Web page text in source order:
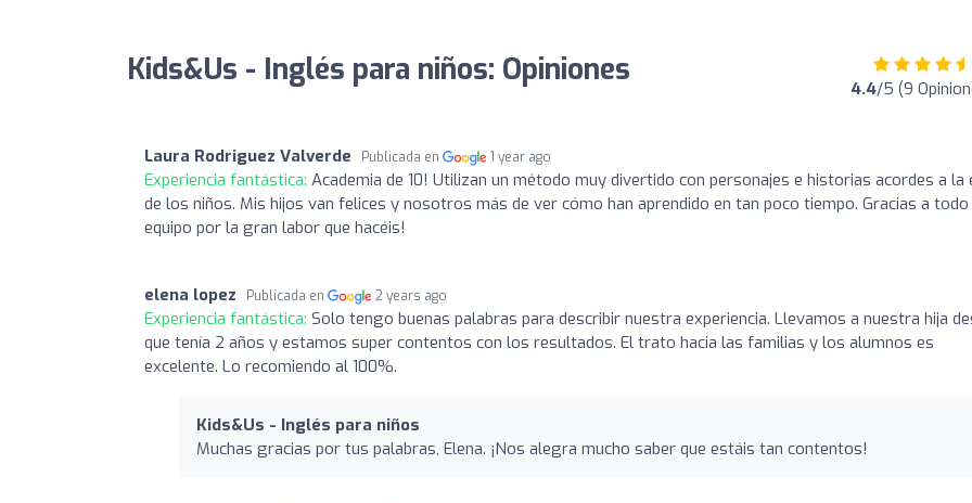
Kids&Us - Inglés para niños: Opiniones 4.4/5 (9
Laura Rodriguez Valverde Publicada en 1 year ago
Experiencia fantástica: Academia de 10! Utilizan un método muy divertido con personajes e historias acordes a la
de los niños. Mis hijos van felices y nosotros más de ver cómo han aprendido en tan poco tiempo. Gracias a
equipo por la gran labor que hacéis!
elena lopez Publicada en 2 years ago
Experiencia fantástica: Solo tengo buenas palabras para describir nuestra experiencia. Llevamos a nuestra hija
que tenía 2 años y estamos super contentos con los resultados. El trato hacia las familias y los alumnos es
excelente. Lo recomiendo al 100%.
Kids&Us - Inglés para niños
Muchas gracias por tus palabras, Elena. ¡Nos alegra mucho saber que estáis tan contentos!